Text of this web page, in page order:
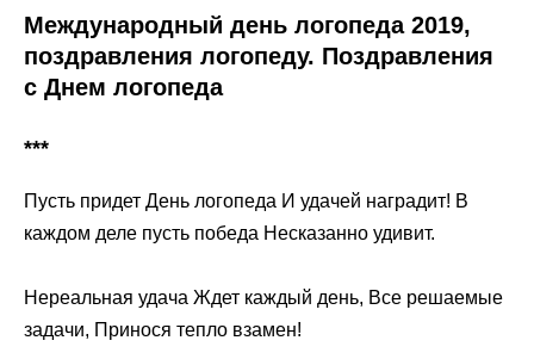
Международный день логопеда 2019,
поздравления логопеду. Поздравления
с Днем логопеда
***
Пусть придет День логопеда И удачей наградит! В
каждом деле пусть победа Несказанно удивит.
Нереальная удача Ждет каждый день, Все решаемые
задачи, Принося тепло взамен!